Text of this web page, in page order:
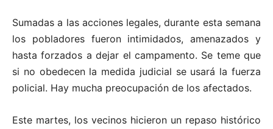
Sumadas a las acciones legales, durante esta semana
los pobladores fueron intimidados, amenazados y
hasta forzados a dejar el campamento. Se teme que
si no obedecen la medida judicial se usará la fuerza
policial. Hay mucha preocupación de los afectados.
Este martes, los vecinos hicieron un repaso histórico